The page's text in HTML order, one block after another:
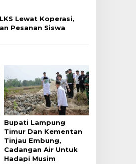
Lewat Koperasi,
Pesanan Siswa
Bupati Lampung
Timur Dan Kementan
Tinjau Embung,
Cadangan Air Untuk
Hadapi Musim